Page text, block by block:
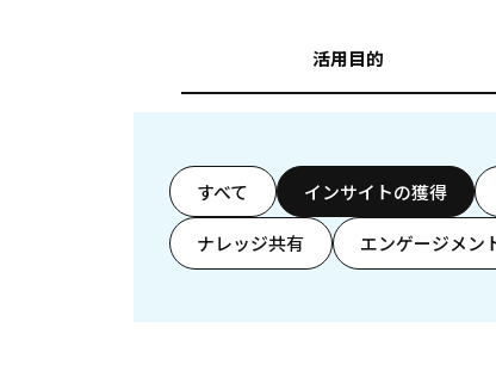
活用目的
すべて インサイトの獲得
ナレッジ共有 エンゲージメン